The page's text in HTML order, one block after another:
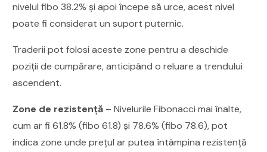
nivelul fibo 38.2% și apoi începe să urce, acest nivel
poate fi considerat un suport puternic.
Traderii pot folosi aceste zone pentru a deschide
poziții de cumpărare, anticipând o reluare a trendului
ascendent.
Zone de rezistență – Nivelurile Fibonacci mai înalte,
cum ar fi 61.8% (fibo 61.8) și 78.6% (fibo 78.6), pot
indica zone unde prețul ar putea întâmpina rezistență